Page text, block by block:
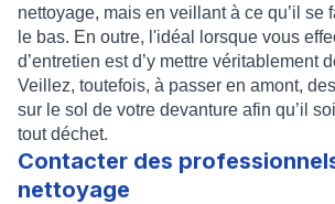
nettoyage, mais en veillant à ce qu’il se
le bas. En outre, l'idéal lorsque vous
d’entretien est d’y mettre véritablement
Veillez, toutefois, à passer en amont,
sur le sol de votre devanture afin qu’il
tout déchet.
Contacter des
nettoyage